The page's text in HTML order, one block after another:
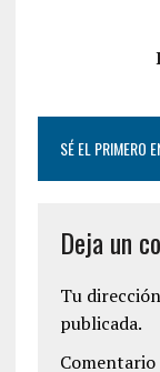
SÉ EL PRIMERO
Deja un
Tu
publicada.
Comentario